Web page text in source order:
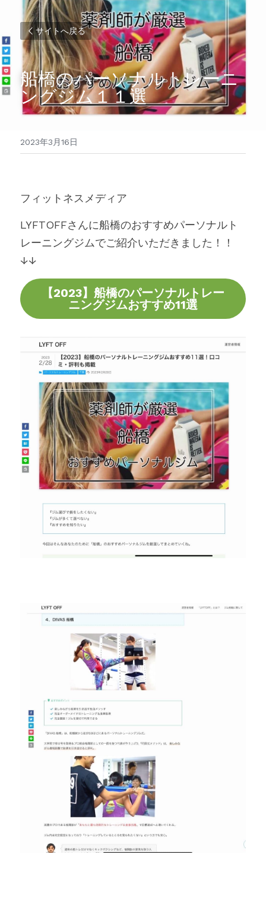
サイトへ戻る
船橋のパーソナルトレーニ
ングジム１１選
2023年3月16日
フィットネスメディア
LYFTOFFさんに船橋のおすすめパーソナルト
レーニングジムでご紹介いただきました！！
↓↓
【2023】船橋のパーソナルトレー
ニングジムおすすめ11選